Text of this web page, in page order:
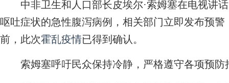
中非卫生和人口部长皮埃尔·索姆塞在电视讲话
呕吐症状的急性腹泻病例，相关部门立即发布预
前，此次霍乱疫情已得到确认。
索姆塞呼吁民众保持冷静，严格遵守各项预防